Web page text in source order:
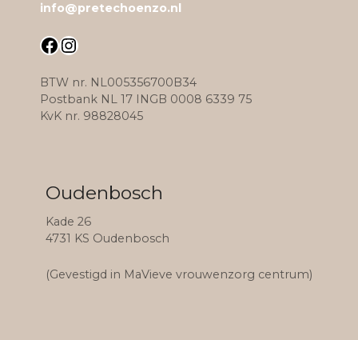
info@pretechoenzo.nl
Facebook Instagram
BTW nr. NL005356700B34
Postbank NL 17 INGB 0008 6339 75
KvK nr. 98828045
Oudenbosch
Kade 26
4731 KS Oudenbosch
(Gevestigd in MaVieve vrouwenzorg centrum)